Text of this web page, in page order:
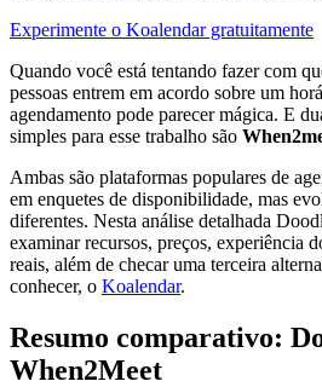
Experimente o Koalendar gratuitamente
Quando você está tentando fazer com
pessoas entrem em acordo sobre um
agendamento pode parecer mágica. E
simples para esse trabalho são
Ambas são plataformas populares de
em enquetes de disponibilidade, mas
diferentes. Nesta análise detalhada
examinar recursos, preços, experiência
reais, além de checar uma terceira
conhecer, o Koalendar.
Resumo comparativo:
When2Meet